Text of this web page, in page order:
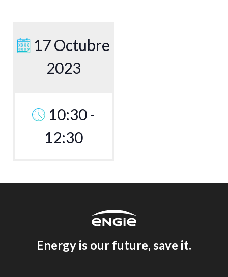
17 Octubre
2023
10:30 -
12:30
Energy is our future, save it.